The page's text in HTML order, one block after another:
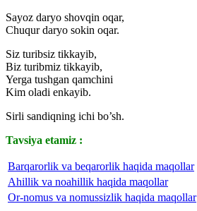
Sayoz daryo shovqin oqar,
Chuqur daryo sokin oqar.
Siz turibsiz tikkayib,
Biz turibmiz tikkayib,
Yerga tushgan qamchini
Kim oladi enkayib.
Sirli sandiqning ichi bo’sh.
Tavsiya etamiz :
Barqarorlik va beqarorlik haqida maqollar
Ahillik va noahillik haqida maqollar
Or-nomus va nomussizlik haqida maqollar